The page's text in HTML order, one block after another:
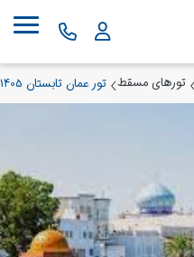
تورهای مسقط تور عمان تابستان 1405